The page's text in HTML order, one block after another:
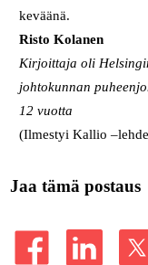
keväänä.
Risto Kolanen
Kirjoittaja oli
johtokunnan
12 vuotta
(Ilmestyi Kallio
Jaa tämä postaus